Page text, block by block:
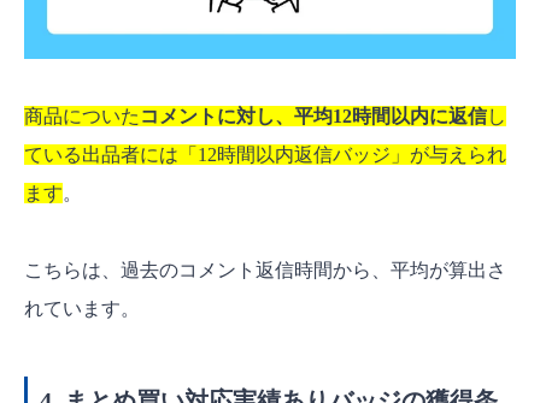
商品についた コメントに対し、平均12時間以内に返信し
ている出品者には「12時間以内返信バッジ」が与えられ
ます。
こちらは、過去のコメント返信時間から、平均が算出さ
れています。